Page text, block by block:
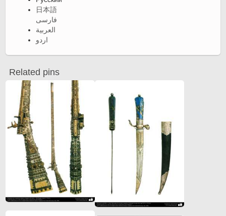
日本語
فارسی
العربية
اردو
Related pins